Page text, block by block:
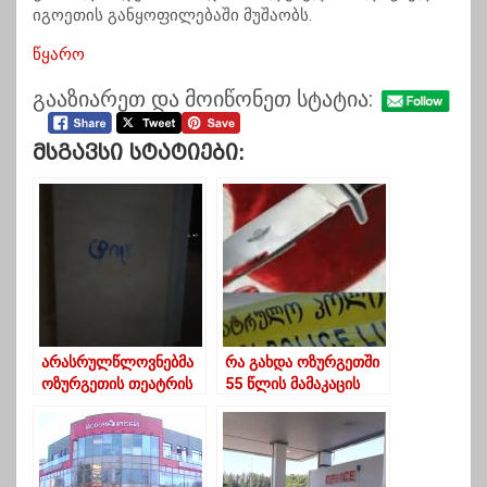
იგოეთის განყოფილებაში მუშაობს.
წყარო
გააზიარეთ და მოიწონეთ სტატია:
Მსგავსი Სტატიები:
არასრულწლოვნებმა
ოზურგეთის თეატრის
დატოვეს
რა გახდა ოზურგეთში
55 წლის მამაკაცის
ახალი დეტალები